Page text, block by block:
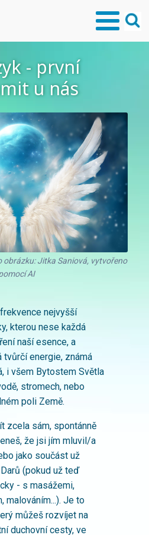
- první
u nás
obrázku: Jitka Saniová, vytvořeno
AI
nejvyšší
kterou nese každá
naší esence, a
tvůrčí energie, známá
i všem Bytostem Světla
stromech, nebo
poli Země.
zcela sám, spontánně
že jsi jím mluvil/a
jako součást už
(pokud už teď
- s masážemi,
malováním...). Je to
můžeš rozvíjet na
duchovní cesty, ve